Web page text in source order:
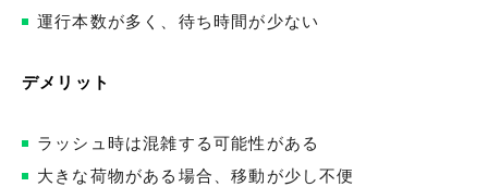
運行本数が多く、待ち時間が少ない
デメリット
ラッシュ時は混雑する可能性がある
大きな荷物がある場合、移動が少し不便